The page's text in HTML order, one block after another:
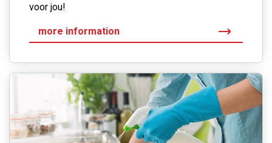
voor jou!
more information